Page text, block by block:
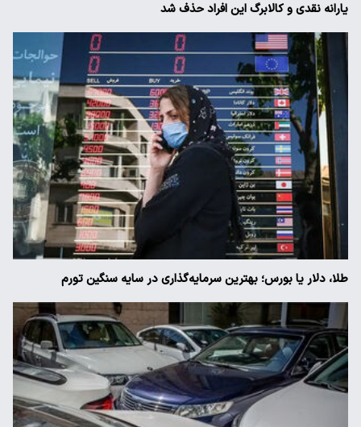
یارانه نقدی و کالابرگ این افراد حذف شد
طلا، دلار یا بورس؛ بهترین سرمایه‌گذاری در سایه سنگین تورم